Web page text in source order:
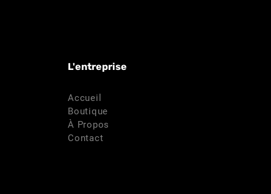
L'entreprise
Accueil
Boutique
À Propos
Contact